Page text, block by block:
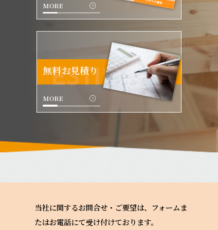
MORE
ESTIMATE
無料お見積り
MORE
当社に関するお問合せ・ご要望は、フォームま
たはお電話にて受け付けております。